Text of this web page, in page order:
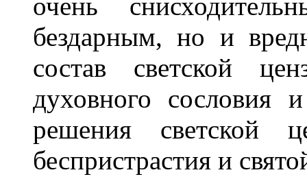
бездарным, но и
состав светской
духовного сословия
решения светской
беспристрастия и